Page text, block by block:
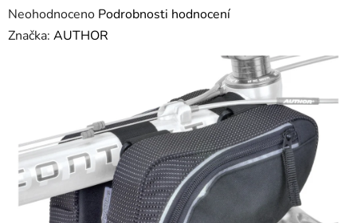
Průměrné
hodnocení
hvězdiček.
Neohodnoceno Podrobnosti hodnocení
Značka: AUTHOR